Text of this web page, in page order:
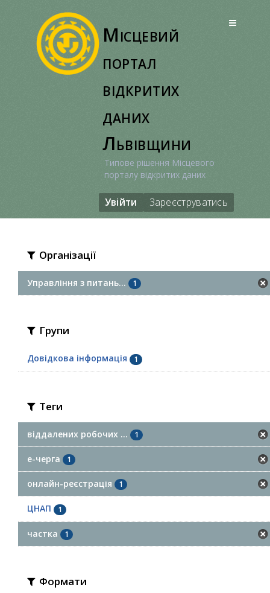
Місцевий
портал
відкритих
даних
Львівщини
Типове рішення Місцевого
порталу відкритих даних
Увійти Зареєструватись
Організації
Управління з питань... 1
Групи
Довідкова інформація 1
Теги
віддалених робочих ... 1
е-черга 1
онлайн-реєстрація 1
ЦНАП 1
частка 1
Формати